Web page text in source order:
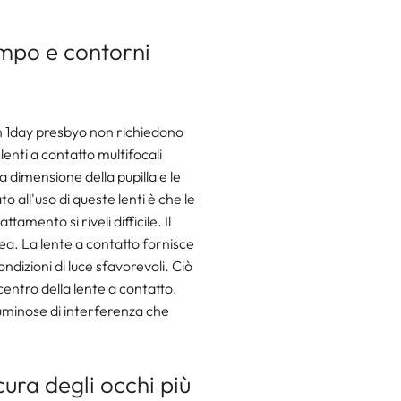
e contorni
presbyo non richiedono
a contatto multifocali
della pupilla e le
all'uso di queste lenti è che le
si riveli difficile. Il
La lente a contatto fornisce
di luce sfavorevoli. Ciò
della lente a contatto.
di interferenza che
degli occhi più